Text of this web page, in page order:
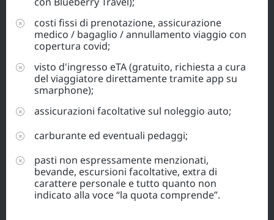
costi fissi di prenotazione, assicurazione
medico / bagaglio / annullamento viaggio con
copertura covid;
visto d'ingresso eTA (gratuito, richiesta a cura
del viaggiatore direttamente tramite app su
smarphone);
assicurazioni facoltative sul noleggio auto;
carburante ed eventuali pedaggi;
pasti non espressamente menzionati,
bevande, escursioni facoltative, extra di
carattere personale e tutto quanto non
indicato alla voce “la quota comprende”.